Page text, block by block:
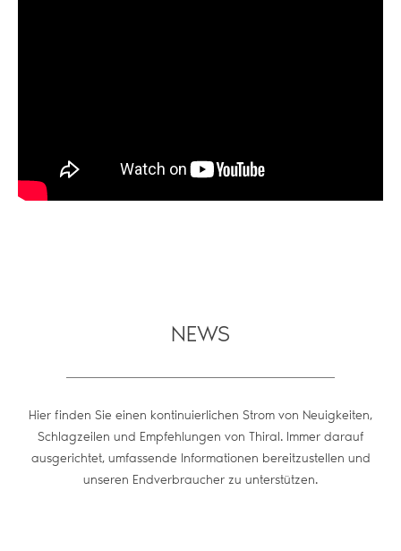
NEWS
Hier finden Sie einen kontinuierlichen Strom von Neuigkeiten,
Schlagzeilen und Empfehlungen von Thiral. Immer darauf
ausgerichtet, umfassende Informationen bereitzustellen und
unseren Endverbraucher zu unterstützen.